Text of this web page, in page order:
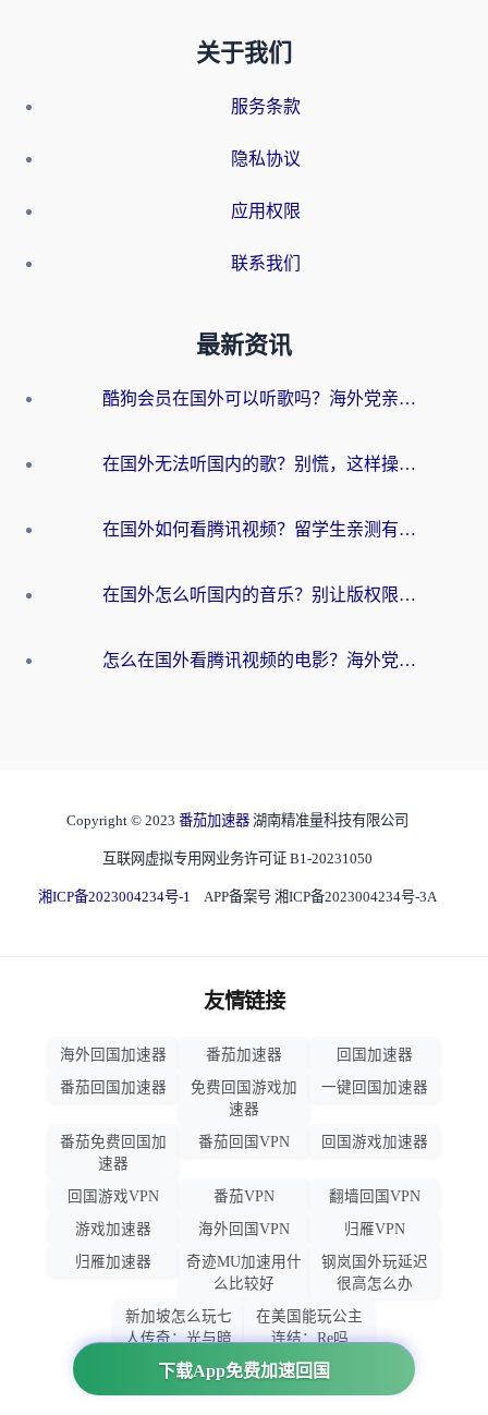
关于我们
服务条款
隐私协议
应用权限
联系我们
最新资讯
酷狗会员在国外可以听歌吗？海外党亲测有效：3步解决音乐权限难题
在国外无法听国内的歌？别慌，这样操作就能畅听QQ音乐（附亲测加速器推荐）
在国外如何看腾讯视频？留学生亲测有效的回国加速方案
在国外怎么听国内的音乐？别让版权限制断了你的华语歌单
怎么在国外看腾讯视频的电影？海外党亲测有效的回国加速指南
下载App免费加速回国
Copyright © 2023 番茄加速器 湖南精准量科技有限公司
互联网虚拟专用网业务许可证 B1-20231050
湘ICP备2023004234号-1 APP备案号 湘ICP备2023004234号-3A
友情链接
海外回国加速器 番茄加速器
回国加速器
番茄回国加速器
免费回国游戏加
速器
一键回国加速器
番茄免费回国加
速器
番茄回国VPN 回国游戏加速器
回国游戏VPN 番茄VPN
翻墙回国VPN
游戏加速器
海外回国VPN
归雁VPN
归雁加速器
奇迹MU加速用什
么比较好
钢岚国外玩延迟
很高怎么办
新加坡怎么玩七
人传奇：光与暗
之交战
在美国能玩公主
连结：Re吗